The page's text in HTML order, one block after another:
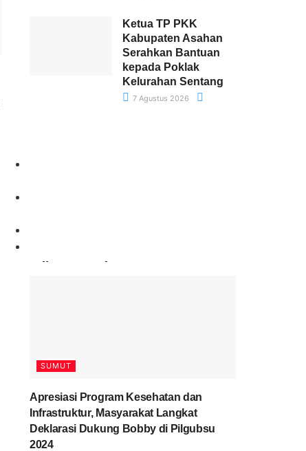
Ketua TP PKK
Kabupaten Asahan
Serahkan Bantuan
kepada Poklak
Kelurahan Sentang
7 Agustus 2026
Paling Banyak Komentar
SUMUT
Apresiasi Program Kesehatan dan
Infrastruktur, Masyarakat Langkat
Deklarasi Dukung Bobby di Pilgubsu
2024